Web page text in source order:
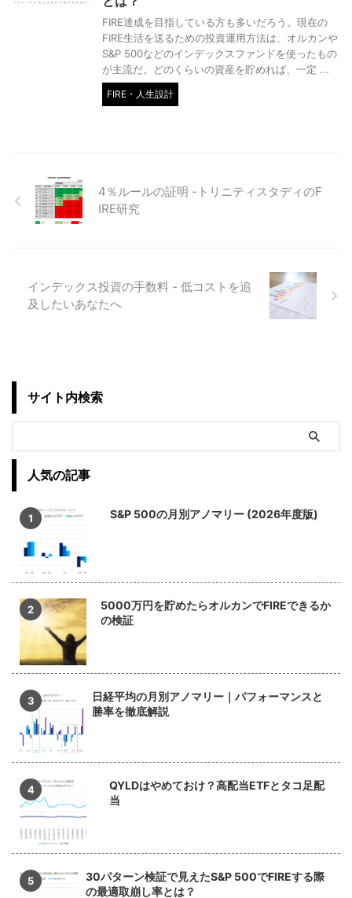
FIRE達成を目指している方も多いだろう。現在の
FIRE生活を送るための投資運用方法は、オルカンや
S&P 500などのインデックスファンドを使ったもの
が主流だ。どのくらいの資産を貯めれば、一定 ...
FIRE・人生設計
4％ルールの証明 -トリニティスタディのF
IRE研究
インデックス投資の手数料 - 低コストを追
及したいあなたへ
サイト内検索
人気の記事
S&P 500の月別アノマリー (2026年度版)
5000万円を貯めたらオルカンでFIREできるか
の検証
日経平均の月別アノマリー｜パフォーマンスと
勝率を徹底解説
QYLDはやめておけ？高配当ETFとタコ足配
当
30パターン検証で見えたS&P 500でFIREする際
の最適取崩し率とは？